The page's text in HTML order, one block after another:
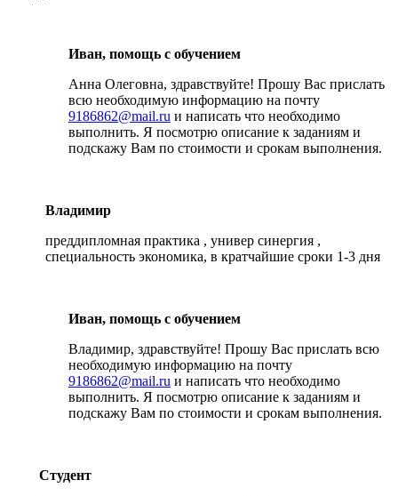
Иван, помощь с обучением
Анна Олеговна, здравствуйте! Прошу Вас прислать
всю необходимую информацию на почту
9186862@mail.ru и написать что необходимо
выполнить. Я посмотрю описание к заданиям и
подскажу Вам по стоимости и срокам выполнения.
Владимир
преддипломная практика , универ синергия ,
специальность экономика, в кратчайшие сроки 1-3 дня
Иван, помощь с обучением
Владимир, здравствуйте! Прошу Вас прислать всю
необходимую информацию на почту
9186862@mail.ru и написать что необходимо
выполнить. Я посмотрю описание к заданиям и
подскажу Вам по стоимости и срокам выполнения.
Студент